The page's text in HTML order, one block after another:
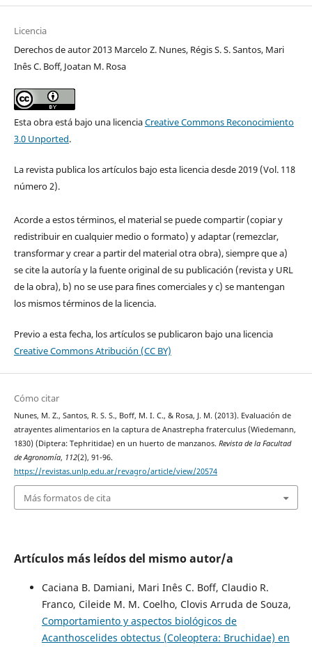
Licencia
Derechos de autor 2013 Marcelo Z. Nunes, Régis S. S. Santos, Mari
Inês C. Boff, Joatan M. Rosa
Esta obra está bajo una licenciaCreative Commons Reconocimiento
3.0 Unported.
La revista publica los artículos bajo esta licencia desde 2019 (Vol. 118
número 2).
Acorde a estos términos, el material se puede compartir (copiar y
redistribuir en cualquier medio o formato) y adaptar (remezclar,
transformar y crear a partir del material otra obra), siempre que a)
se cite la autoría y la fuente original de su publicación (revista y URL
de la obra), b) no se use para fines comerciales y c) se mantengan
los mismos términos de la licencia.
Previo a esta fecha, los artículos se publicaron bajo una licencia
Creative Commons Atribución (CC BY)
Cómo citar
Nunes, M. Z., Santos, R. S. S., Boff, M. I. C., & Rosa, J. M. (2013). Evaluación de
atrayentes alimentarios en la captura de Anastrepha fraterculus (Wiedemann,
1830) (Diptera: Tephritidae) en un huerto de manzanos. Revista de la Facultad
de Agronomía, 112(2), 91-96.
https://revistas.unlp.edu.ar/revagro/article/view/20574
Más formatos de cita
Artículos más leídos del mismo autor/a
Caciana B. Damiani, Mari Inês C. Boff, Claudio R.
Franco, Cileide M. M. Coelho, Clovis Arruda de Souza,
Comportamiento y aspectos biológicos de
Acanthoscelides obtectus (Coleoptera: Bruchidae) en